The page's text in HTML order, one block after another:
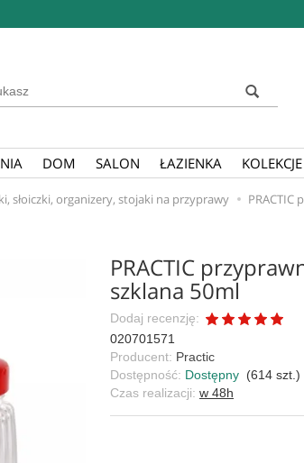
DOM SALON ŁAZIENKA KOLEKCJE
słoiczki, organizery, stojaki na przyprawy PRACTIC
PRACTIC
szklana 50ml
Dodaj recenzję:
020701571
Producent: Practic
Dostępność: Dostępny (614 szt.)
Czas realizacji: w 48h